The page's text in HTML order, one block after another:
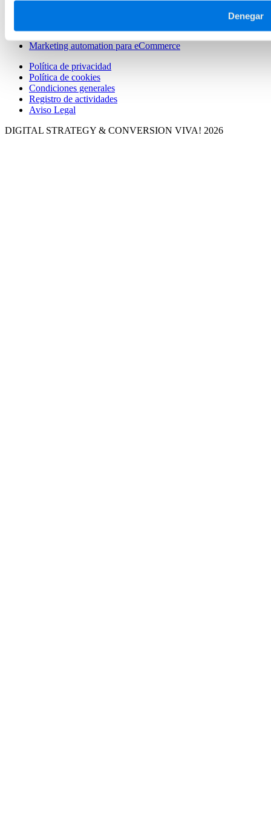
Denegar
Agencia email marketing
Marketing automation para eCommerce
Política de privacidad
Política de cookies
Condiciones generales
Registro de actividades
Aviso Legal
DIGITAL STRATEGY & CONVERSION VIVA! 2026